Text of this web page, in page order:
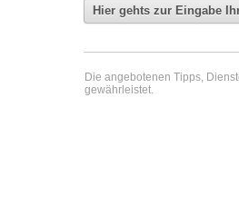
Die angebotenen Tipps,
gewährleistet.